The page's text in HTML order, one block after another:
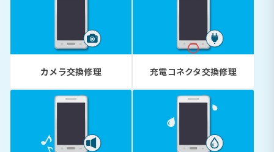
カメラ交換修理 充電コネクタ交換修理